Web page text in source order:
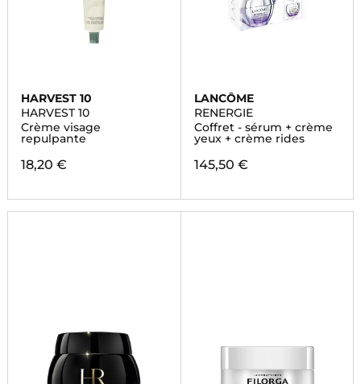
HARVEST 10
HARVEST 10
Crème visage
repulpante
18,20 €
LANCÔME
RENERGIE
Coffret - sérum + crème
yeux + crème rides
145,50 €